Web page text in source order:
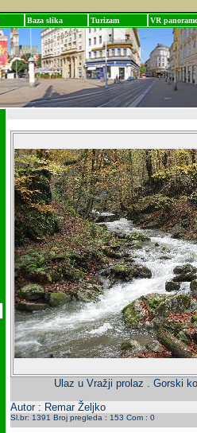
Baza slika Turizam VR panorame
Ulaz u Vražji prolaz . Gorski
Autor : Remar Željko
Sl.br: 1391 Broj pregleda : 153 Com : 0